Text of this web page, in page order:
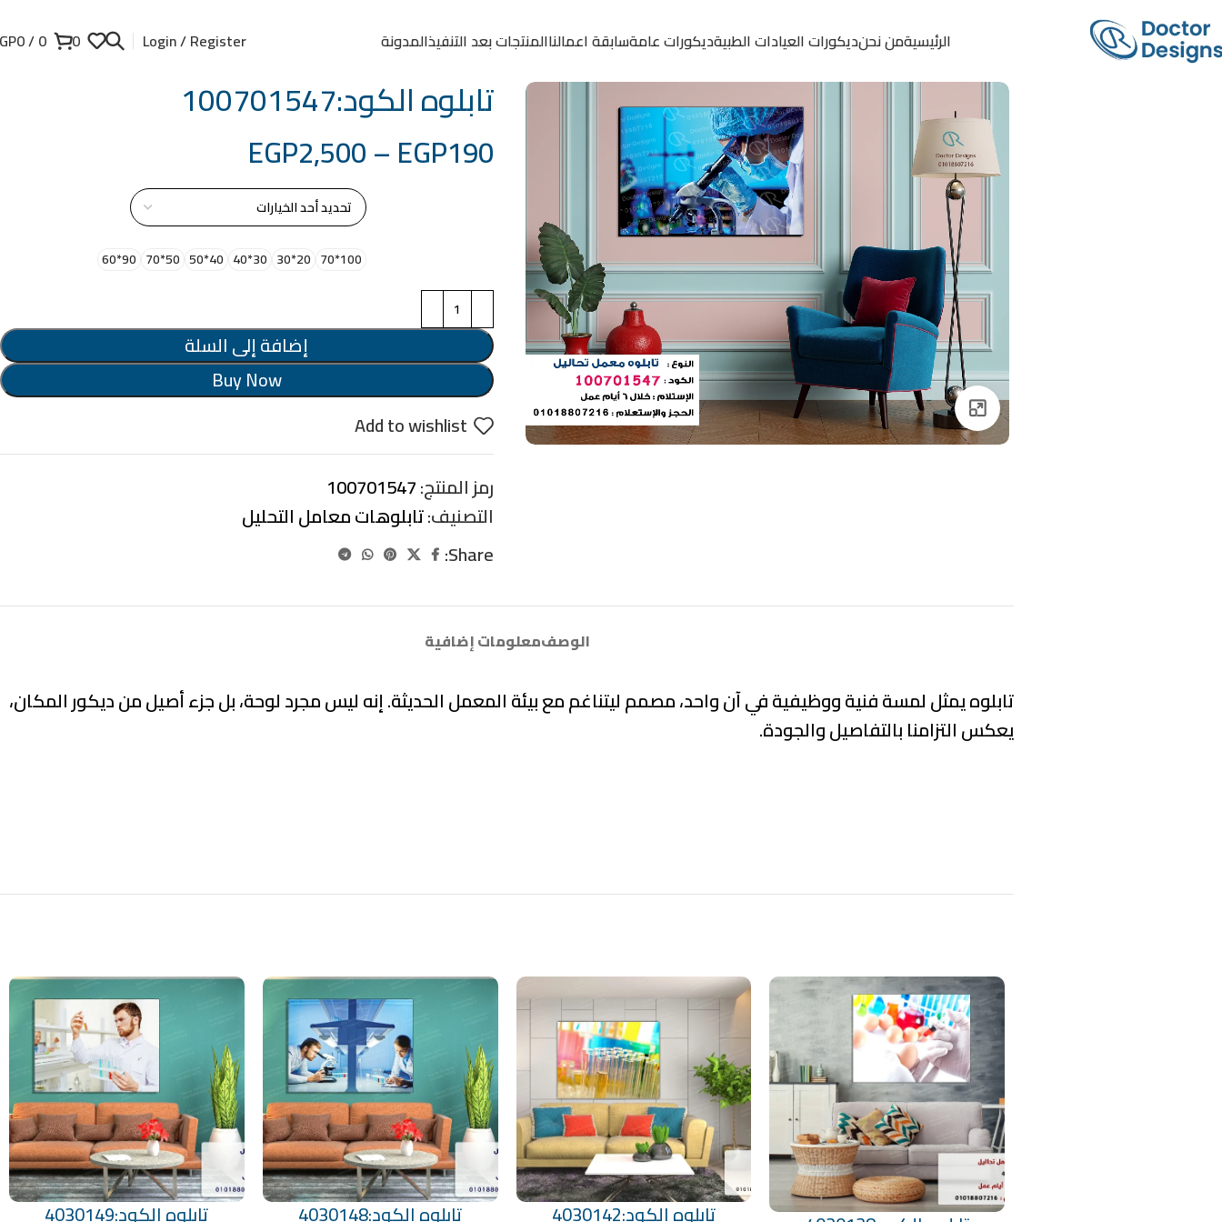
الرئيسيةمن نحنديكورات العيادات الطبيةديكورات عامةسابقة اعمالناالمنتجات بعد التنفيذالمدونة Login / Register
0
0
/
0
Click to enlarge
تابلوه الكود:100701547
EGP190
–
EGP2,500
100*70
20*30
30*40
40*50
50*70
90*60
إضافة إلى السلة
Buy Now
Add to wishlist
رمز المنتج:100701547
التصنيف:تابلوهات معامل التحليل
Share:
الوصفمعلومات إضافية
تابلوه يمثل لمسة فنية ووظيفية في آن واحد، مصمم ليتناغم مع بيئة المعمل الحديثة. إنه ليس مجرد لوحة، بل جزء أصيل من ديكور المكان،
يعكس التزامنا بالتفاصيل والجودة.
تحديد أحد الخيارات
تابلوه الكود:4030142 تحديد أحد الخيارات
تابلوه الكود:4030148 تحديد أحد الخيارات
تابلوه الكود:4030149